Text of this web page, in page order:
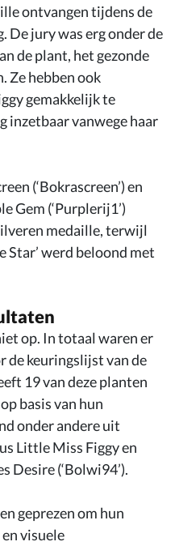
ontvangen tijdens de
De jury was erg onder de
de plant, het gezonde
Ze hebben ook
gemakkelijk te
inzetbaar vanwege haar
(‘Bokrascreen’) en
Gem (‘Purplerij1’)
medaille, terwijl
Star’ werd beloond met
op. In totaal waren er
de keuringslijst van de
19 van deze planten
basis van hun
onder andere uit
Little Miss Figgy en
Desire (‘Bolwi94’).
geprezen om hun
visuele